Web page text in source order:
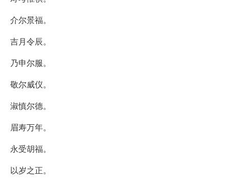
介尔景福。
吉月令辰。
乃申尔服。
敬尔威仪。
淑慎尔德。
眉寿万年。
永受胡福。
以岁之正。